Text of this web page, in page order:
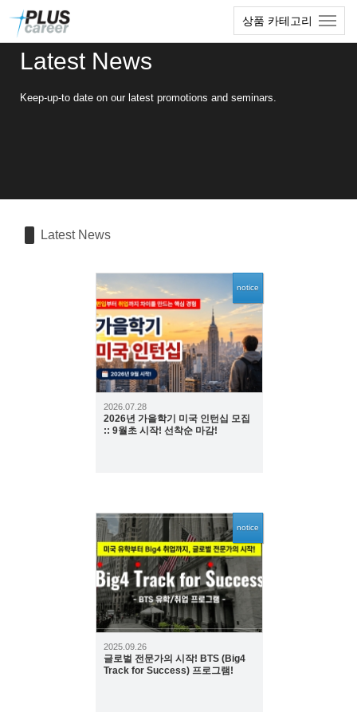
상품 카테고리
Latest News
Keep-up-to date on our latest promotions and seminars.
Latest News
notice
84
2026.07.28
2026년 가을학기 미국 인턴십 모집
:: 9월초 시작! 선착순 마감!
notice
2354
2025.09.26
글로벌 전문가의 시작! BTS (Big4
Track for Success) 프로그램!